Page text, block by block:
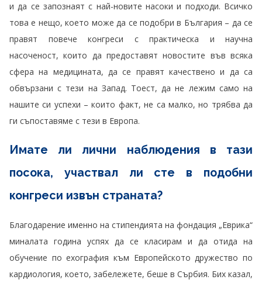
и да се запознаят с най-новите насоки и подходи. Всичко
това е нещо, което може да се подобри в България – да се
правят повече конгреси с практическа и научна
насоченост, които да предоставят новостите във всяка
сфера на медицината, да се правят качествено и да са
обвързани с тези на Запад. Тоест, да не лежим само на
нашите си успехи – които факт, не са малко, но трябва да
ги съпоставяме с тези в Европа.
Имате ли лични наблюдения в тази
посока, участвал ли сте в подобни
конгреси извън страната?
Благодарение именно на стипендията на фондация „Еврика“
миналата година успях да се класирам и да отида на
обучение по ехография към Европейското дружество по
кардиология, което, забележете, беше в Сърбия. Бих казал,